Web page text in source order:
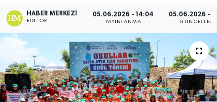
HABER MERKEZI
EDITÖR
05.06.2026 - 14:04
YAYINLANMA
05.06.2026 -